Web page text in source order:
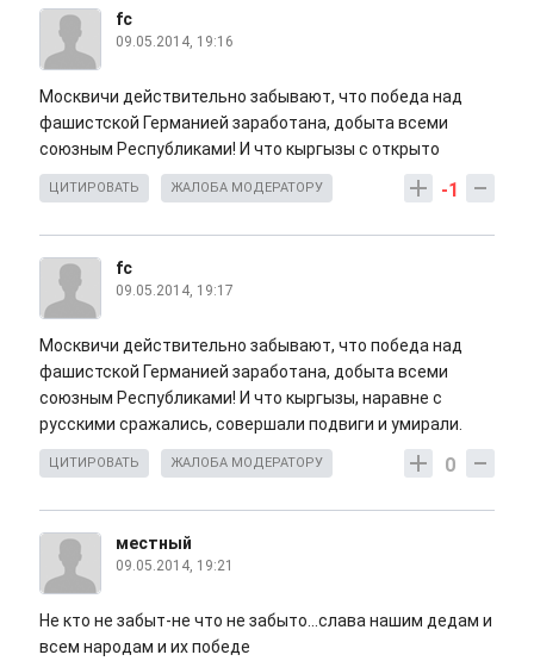
fc
09.05.2014, 19:16
Москвичи действительно забывают, что победа над
фашистской Германией заработана, добыта всеми
союзным Республиками! И что кыргызы с открыто
-1
ЦИТИРОВАТЬ ЖАЛОБА МОДЕРАТОРУ
fc
09.05.2014, 19:17
Москвичи действительно забывают, что победа над
фашистской Германией заработана, добыта всеми
союзным Республиками! И что кыргызы, наравне с
русскими сражались, совершали подвиги и умирали.
0
ЦИТИРОВАТЬ ЖАЛОБА МОДЕРАТОРУ
местный
09.05.2014, 19:21
Не кто не забыт-не что не забыто...слава нашим дедам и
всем народам и их победе